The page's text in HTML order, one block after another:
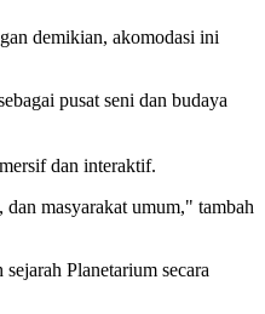
demikian, akomodasi ini
pusat seni dan budaya
dan interaktif.
dan masyarakat umum," tambah
Planetarium secara